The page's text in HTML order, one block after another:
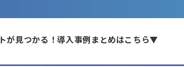
が見つかる！導入事例まとめはこちら▼